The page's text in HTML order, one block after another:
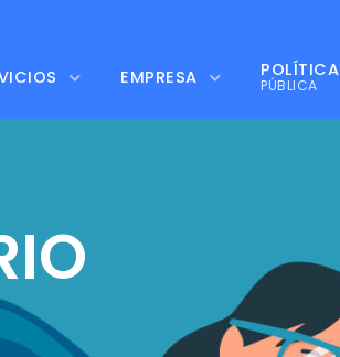
EMPRESA POLÍTICA
PÚBLICA